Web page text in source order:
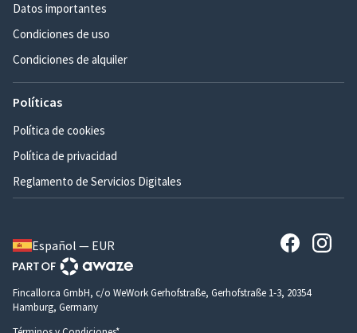
Datos importantes
Condiciones de uso
Condiciones de alquiler
Políticas
Política de cookies
Política de privacidad
Reglamento de Servicios Digitales
Español — EUR
Fincallorca GmbH, c/o WeWork Gerhofstraße, Gerhofstraße 1-3, 20354
Hamburg, Germany